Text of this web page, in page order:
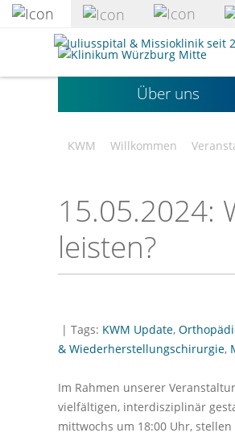
zum
Klinikum
Würzburg
Mitte
gGmbHÜber uns
KWM Willkommen
15.05.2024:
leisten?
| Tags: KWM Update,
& Wiederherstellungschirurgie,
Im Rahmen unserer
vielfältigen, interdisziplinär
mittwochs um 18:00 Uhr,